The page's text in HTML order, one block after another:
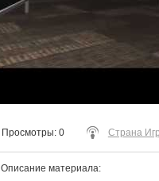
Просмотры: 0 Страна
Описание материала: